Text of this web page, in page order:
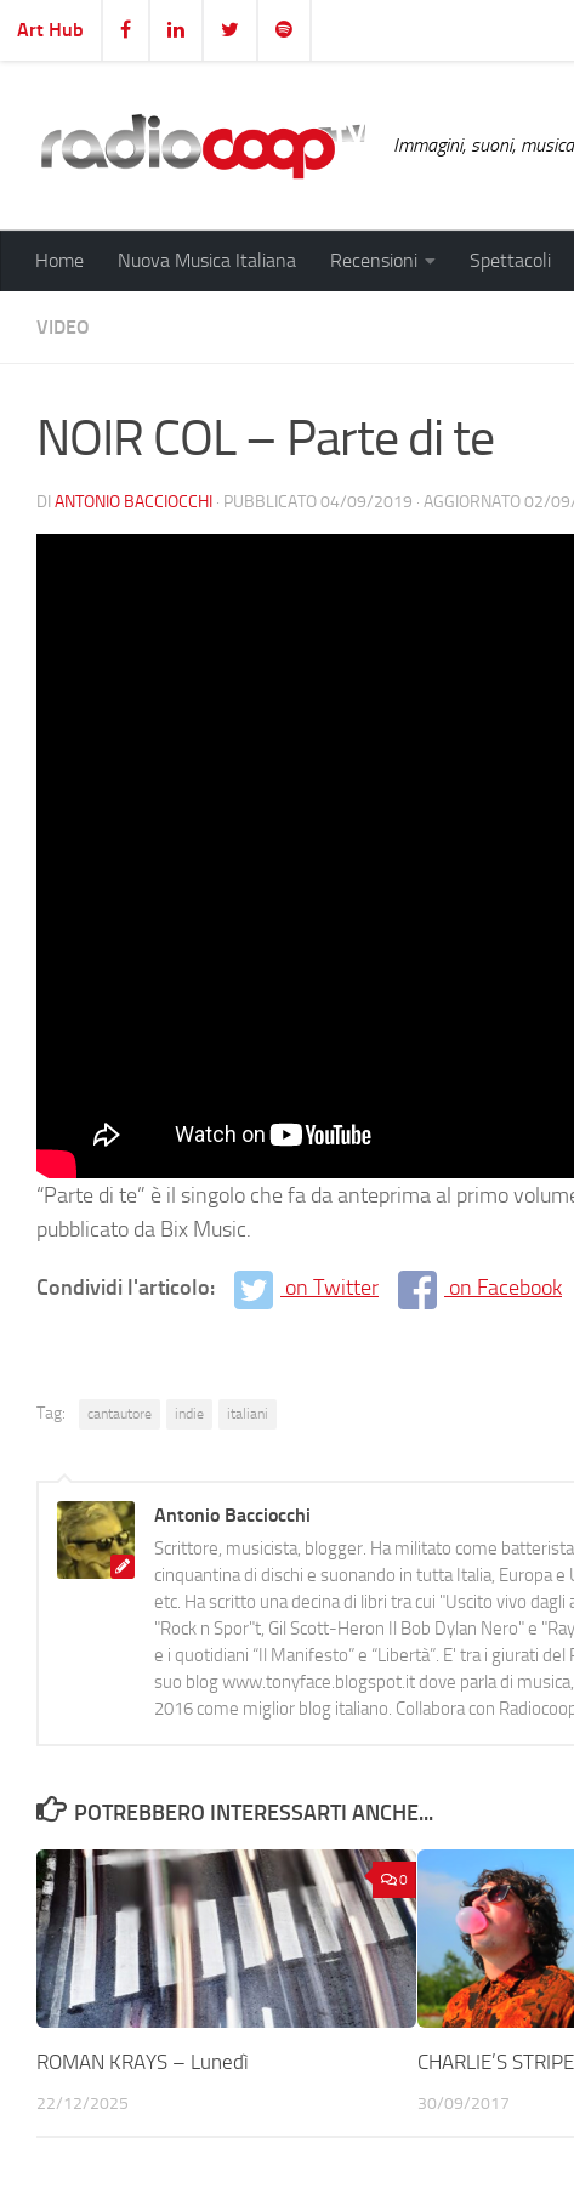
Salta al contenuto
Art Hub
Immagini, suoni,
Home Nuova Musica Italiana Recensioni Spettacoli
VIDEO
NOIR COL – Parte di te
DI ANTONIO BACCIOCCHI · PUBBLICATO04/09/2019 · AGGIORNATO02/
“Parte di te” è il singolo che fa da anteprima al primo
pubblicato da Bix Music.
Condividi l'articolo: on Twitter on Facebook
Tag: cantautore indie italiani
Antonio Bacciocchi
Scrittore, musicista, blogger. Ha militato come
cinquantina di dischi e suonando in tutta Italia, Europa
etc. Ha scritto una decina di libri tra cui "Uscito vivo
"Rock n Spor"t, Gil Scott-Heron Il Bob Dylan Nero" e
e i quotidiani “Il Manifesto” e “Libertà”. E' tra i giurati
suo blog www.tonyface.blogspot.it dove parla di
2016 come miglior blog italiano. Collabora con
POTREBBERO INTERESSARTI ANCHE...
0
ROMAN KRAYS – Lunedì
22/12/2025
CHARLIE’S
30/09/2017